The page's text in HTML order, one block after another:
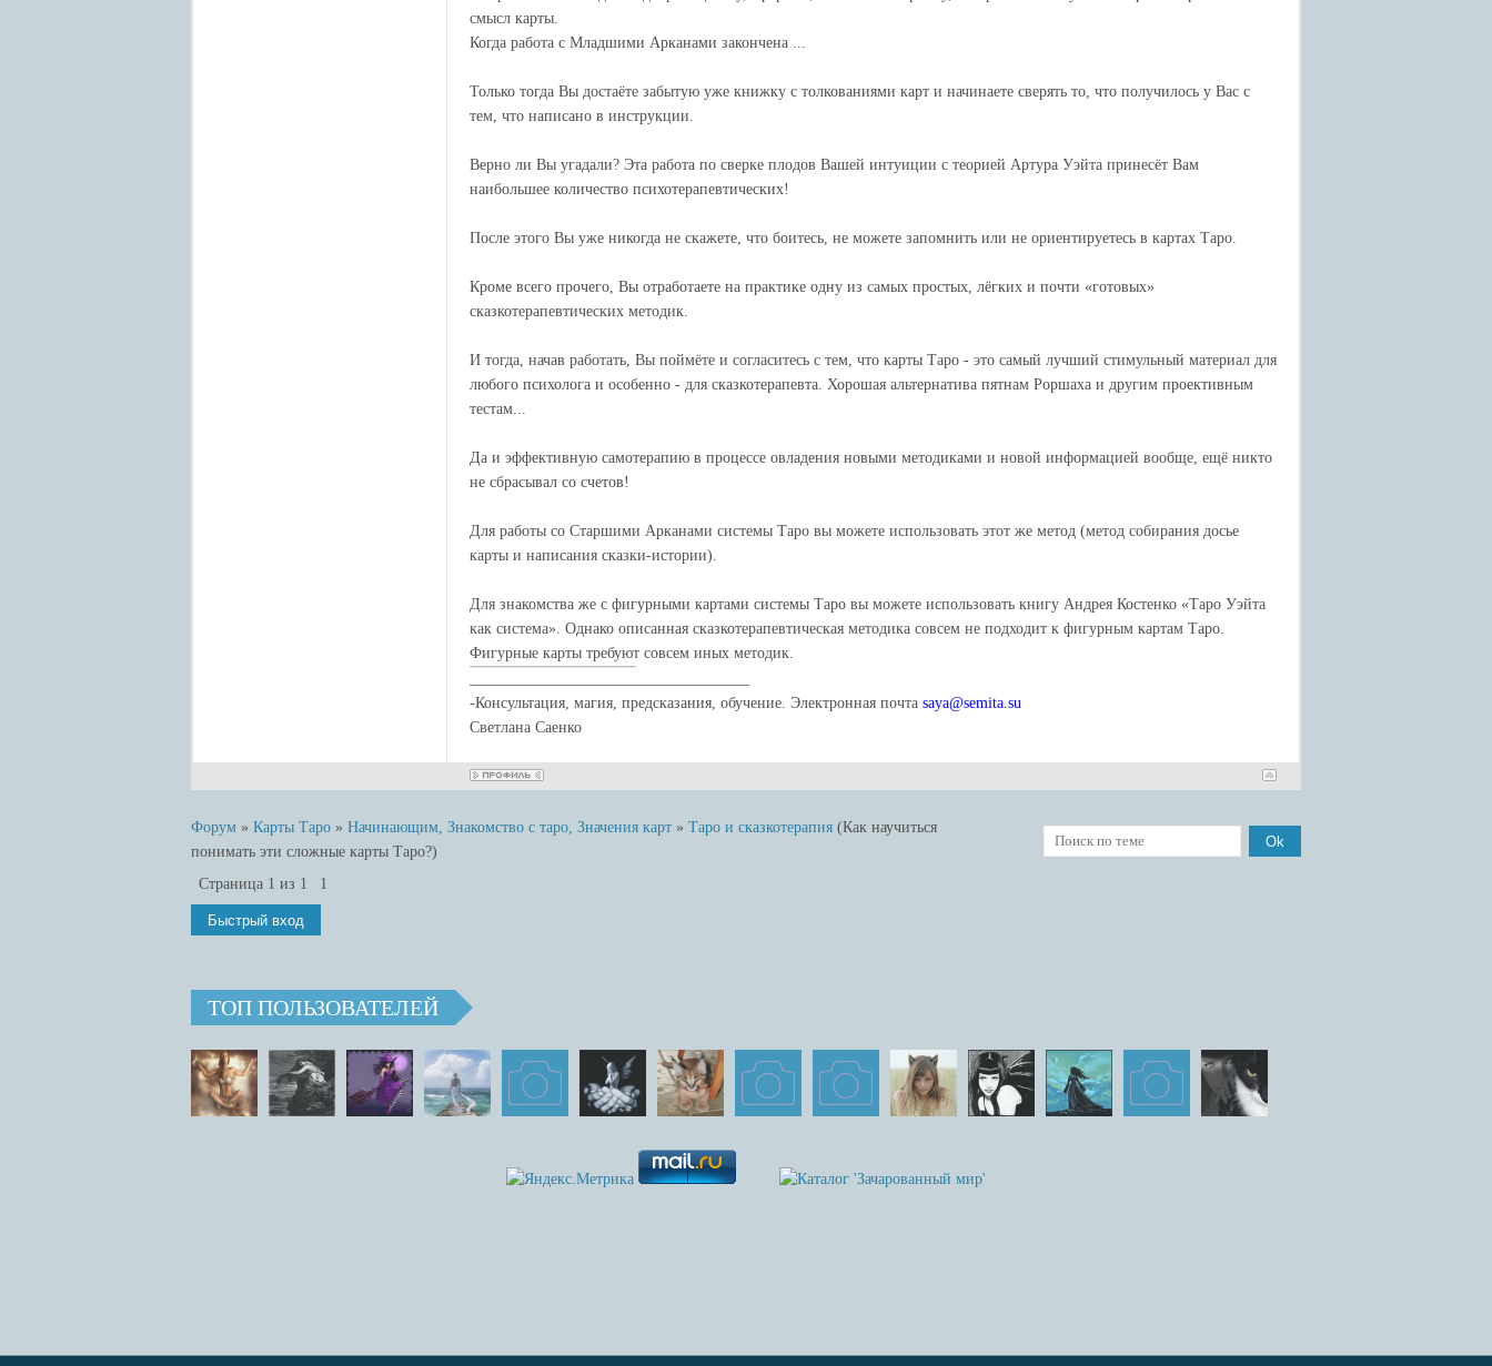
смысл карты.
Когда работа с Младшими Арканами закончена ...
Только тогда Вы достаёте забытую уже книжку с толкованиями карт и начинаете сверять то, что получилось у Вас с
тем, что написано в инструкции.
Верно ли Вы угадали? Эта работа по сверке плодов Вашей интуиции с теорией Артура Уэйта принесёт Вам
наибольшее количество психотерапевтических!
После этого Вы уже никогда не скажете, что боитесь, не можете запомнить или не ориентируетесь в картах Таро.
Кроме всего прочего, Вы отработаете на практике одну из самых простых, лёгких и почти «готовых»
сказкотерапевтических методик.
И тогда, начав работать, Вы поймёте и согласитесь с тем, что карты Таро - это самый лучший стимульный материал для
любого психолога и особенно - для сказкотерапевта. Хорошая альтернатива пятнам Роршаха и другим проективным
тестам...
Да и эффективную самотерапию в процессе овладения новыми методиками и новой информацией вообще, ещё никто
не сбрасывал со счетов!
Для работы со Старшими Арканами системы Таро вы можете использовать этот же метод (метод собирания досье
карты и написания сказки-истории).
Для знакомства же с фигурными картами системы Таро вы можете использовать книгу Андрея Костенко «Таро Уэйта
как система». Однако описанная сказкотерапевтическая методика совсем не подходит к фигурным картам Таро.
Фигурные карты требуют совсем иных методик.
-Консультация, магия, предсказания, обучение. Электронная почта saya@semita.su
Светлана Саенко
Форум » Карты Таро » Начинающим, Знакомство с таро, Значения карт » Таро и сказкотерапия (Как научиться
понимать эти сложные карты Таро?)
Страница 1 из 1 1
ТОП ПОЛЬЗОВАТЕЛЕЙ